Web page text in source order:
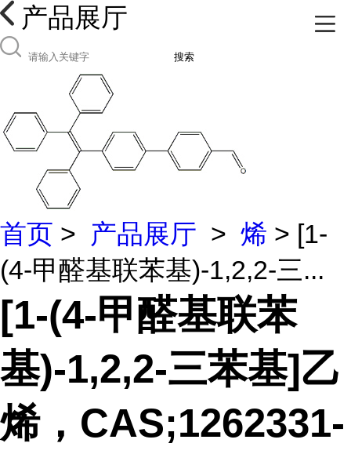
产品展厅
搜索
首页 > 产品展厅 > 烯 > [1-
(4-甲醛基联苯基)-1,2,2-三...
[1-(4-甲醛基联苯
基)-1,2,2-三苯基]乙
烯，CAS;1262331-